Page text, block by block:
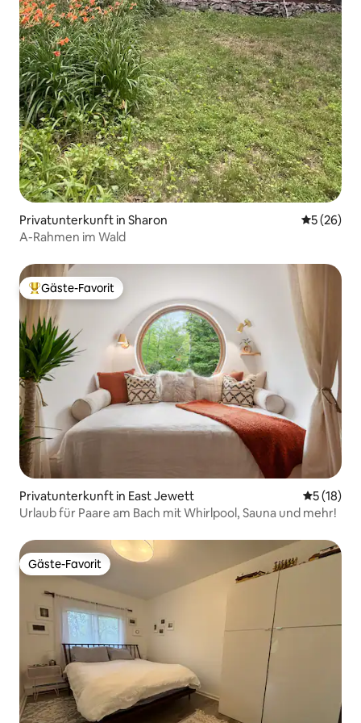
Privatunterkunft in Sharon
5 (26)
A-Rahmen im Wald
Beliebter Gäste-Favorit.
Gäste-Favorit
Privatunterkunft in East Jewett
5 (18)
Urlaub für Paare am Bach mit Whirlpool, Sauna und mehr!
Gäste-Favorit
Gäste-Favorit